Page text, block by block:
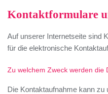
Kontaktformulare
Auf unserer Internetseite sind
für die elektronische
Zu welchem Zweck werden die
Die Kontaktaufnahme kann